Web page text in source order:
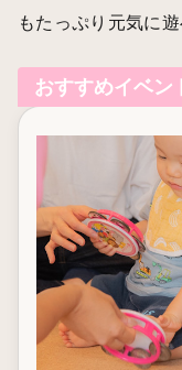
もたっぷり元気に
おすすめイベン